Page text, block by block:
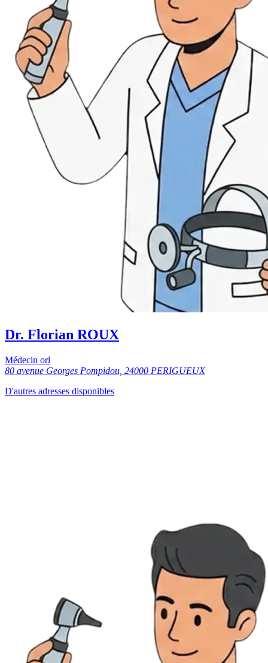
Dr. Florian ROUX
Médecin orl
80 avenue Georges Pompidou, 24000 PERIGUEUX
D'autres adresses disponibles